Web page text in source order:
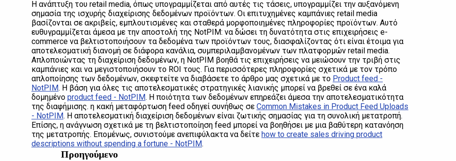
Η ανάπτυξη του retail media, όπως υπογραμμίζεται από αυτές τις τάσεις, υπογραμμίζει την αυξανόμενη
σημασία της ισχυρής διαχείρισης δεδομένων προϊόντων. Οι επιτυχημένες καμπάνιες retail media
βασίζονται σε ακριβείς, εμπλουτισμένες και σταθερά μορφοποιημένες πληροφορίες προϊόντων. Αυτό
ευθυγραμμίζεται άμεσα με την αποστολή της NotPIM: να δώσει τη δυνατότητα στις επιχειρήσεις e-
commerce να βελτιστοποιήσουν τα δεδομένα των προϊόντων τους, διασφαλίζοντας ότι είναι έτοιμα για
αποτελεσματική διανομή σε διάφορα κανάλια, συμπεριλαμβανομένων των πλατφορμών retail media.
Απλοποιώντας τη διαχείριση δεδομένων, η NotPIM βοηθά τις επιχειρήσεις να μειώσουν την τριβή στις
καμπάνιες και να μεγιστοποιήσουν το ROI τους. Για περισσότερες πληροφορίες σχετικά με τον τρόπο
απλοποίησης των δεδομένων, σκεφτείτε να διαβάσετε το άρθρο μας σχετικά με το Product feed -
NotPIM. Η βάση για όλες τις αποτελεσματικές στρατηγικές λιανικής μπορεί να βρεθεί σε ένα καλά
δομημένο product feed - NotPIM. Η ποιότητα των δεδομένων επηρεάζει άμεσα την αποτελεσματικότητα
της διαφήμισης. η κακή μεταφόρτωση feed οδηγεί συνήθως σε Common Mistakes in Product Feed Uploads
- NotPIM. Η αποτελεσματική διαχείριση δεδομένων είναι ζωτικής σημασίας για τη συνολική μετατροπή.
Επίσης, η ανάγνωση σχετικά με τη βελτιστοποίηση feed μπορεί να βοηθήσει με μια βαθύτερη κατανόηση
της μετατροπής. Επομένως, συνιστούμε ανεπιφύλακτα να δείτε how to create sales driving product
descriptions without spending a fortune - NotPIM.
Προηγούμενο